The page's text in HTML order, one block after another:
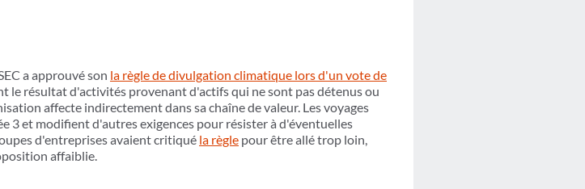
a approuvé son la règle de divulgation climatique lors d'un vote de
le résultat d'activités provenant d'actifs qui ne sont pas détenus ou
affecte indirectement dans sa chaîne de valeur. Les voyages
3 et modifient d'autres exigences pour résister à d'éventuelles
d'entreprises avaient critiqué la règle pour être allé trop loin,
affaiblie.